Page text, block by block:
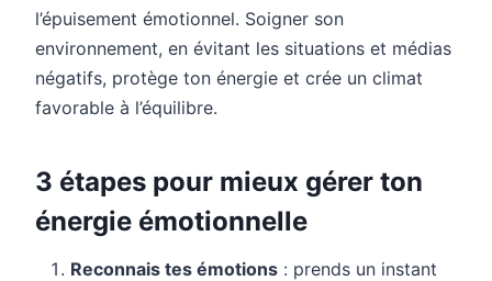
l’épuisement émotionnel. Soigner son
environnement, en évitant les situations et médias
négatifs, protège ton énergie et crée un climat
favorable à l’équilibre.
3 étapes pour mieux gérer ton
énergie émotionnelle
Reconnais tes émotions : prends un instant